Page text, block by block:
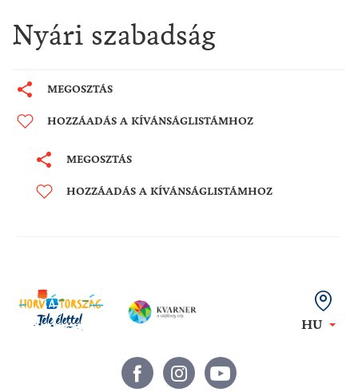
Nyári szabadság
MEGOSZTÁS
HOZZÁADÁS A KÍVÁNSÁGLISTÁMHOZ
MEGOSZTÁS
HOZZÁADÁS A KÍVÁNSÁGLISTÁMHOZ
HU